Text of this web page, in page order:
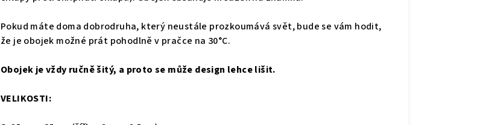
Pokud máte doma dobrodruha, který neustále prozkoumává svět, bude se vám hodit,
že je obojek možné prát pohodlně v pračce na 30°C.
Obojek je vždy ručně šitý, a proto se může design lehce lišit.
VELIKOSTI: